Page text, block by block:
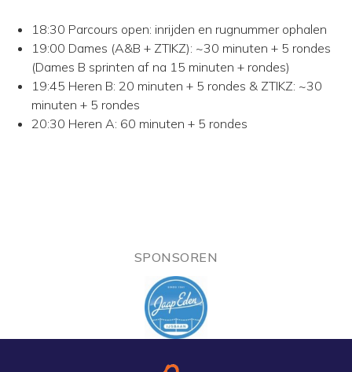
18:30 Parcours open: inrijden en rugnummer ophalen
19:00 Dames (A&B + ZTIKZ): ~30 minuten + 5 rondes
(Dames B sprinten af na 15 minuten + rondes)
19:45 Heren B: 20 minuten + 5 rondes & ZTIKZ: ~30
minuten + 5 rondes
20:30 Heren A: 60 minuten + 5 rondes
SPONSOREN